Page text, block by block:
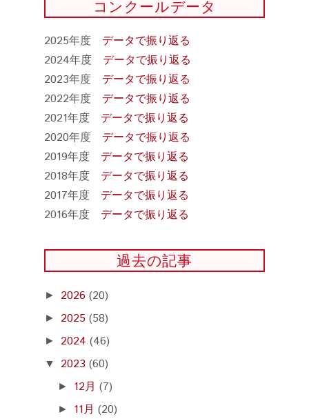
コンクールデータ
2025年度 データで振り返る
2024年度 データで振り返る
2023年度 データで振り返る
2022年度 データで振り返る
2021年度 データで振り返る
2020年度 データで振り返る
2019年度 データで振り返る
2018年度 データで振り返る
2017年度 データで振り返る
2016年度 データで振り返る
過去の記事
► 2026 (20)
► 2025 (58)
► 2024 (46)
▼ 2023 (60)
► 12月(7)
► 11月(20)